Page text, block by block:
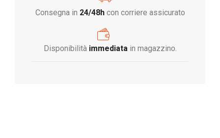
Consegna in 24/48hcon corriere assicurato
Disponibilità immediatain magazzino.